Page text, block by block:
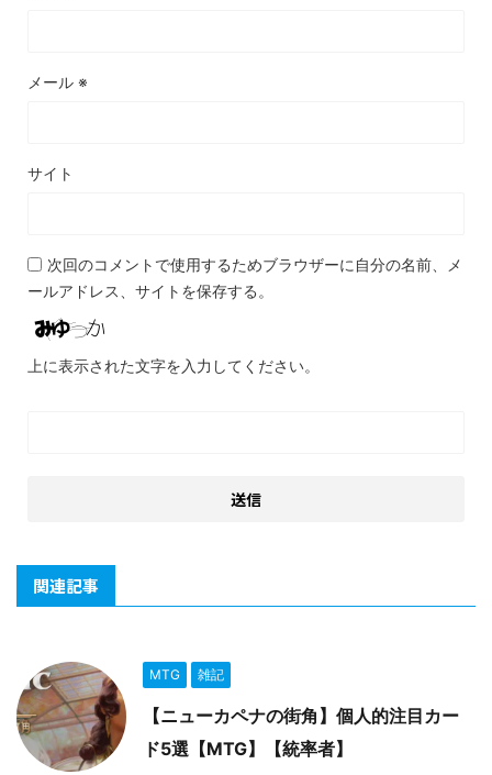
メール ※
サイト
次回のコメントで使用するためブラウザーに自分の名前、メ
ールアドレス、サイトを保存する。
上に表示された文字を入力してください。
関連記事
MTG 雑記
【ニューカペナの街角】個人的注目カー
ド5選【MTG】【統率者】